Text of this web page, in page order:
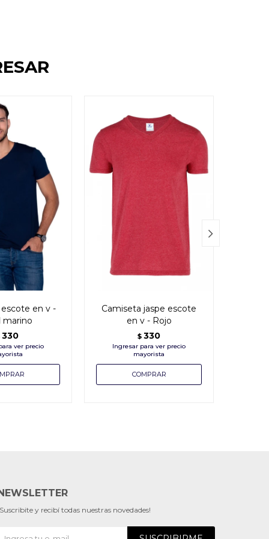
en v -
marino
330
Camiseta jaspe escote
en v - Rojo
$ 330

NEWSLETTER
y recibí todas nuestras novedades!